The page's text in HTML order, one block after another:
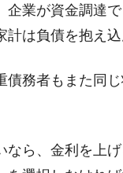
業が資金調達
は負債を抱え込
務者もまた同
ら、金利を上